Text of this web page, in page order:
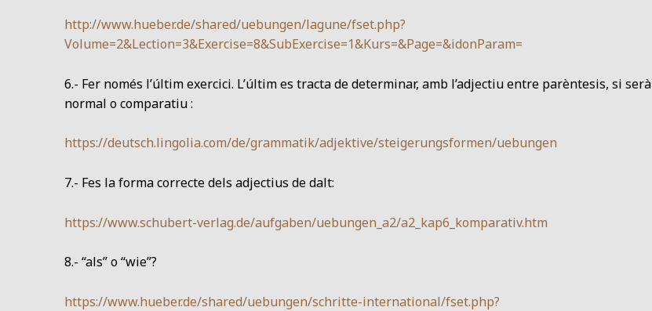
http://www.hueber.de/shared/uebungen/lagune/fset.php?
Volume=2&Lection=3&Exercise=8&SubExercise=1&Kurs=&Page=&idonParam=
6.- Fer només l’últim exercici. L’últim es tracta de determinar, amb l’adjectiu entre parèntesis, si serà
normal o comparatiu :
https://deutsch.lingolia.com/de/grammatik/adjektive/steigerungsformen/uebungen
7.- Fes la forma correcte dels adjectius de dalt:
https://www.schubert-verlag.de/aufgaben/uebungen_a2/a2_kap6_komparativ.htm
8.- “als” o “wie”?
https://www.hueber.de/shared/uebungen/schritte-international/fset.php?